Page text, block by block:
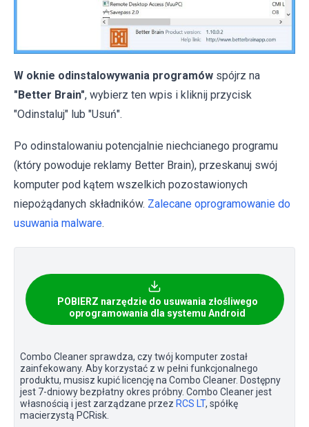
W oknie odinstalowywania programów spójrz na
"Better Brain", wybierz ten wpis i kliknij przycisk
"Odinstaluj" lub "Usuń".
Po odinstalowaniu potencjalnie niechcianego programu
(który powoduje reklamy Better Brain), przeskanuj swój
komputer pod kątem wszelkich pozostawionych
niepożądanych składników. Zalecane oprogramowanie do
usuwania malware.
POBIERZ narzędzie do usuwania złośliwego
oprogramowania dla systemu Android
Combo Cleaner sprawdza, czy twój komputer został
zainfekowany. Aby korzystać z w pełni funkcjonalnego
produktu, musisz kupić licencję na Combo Cleaner. Dostępny
jest 7-dniowy bezpłatny okres próbny. Combo Cleaner jest
własnością i jest zarządzane przez RCS LT, spółkę
macierzystą PCRisk.